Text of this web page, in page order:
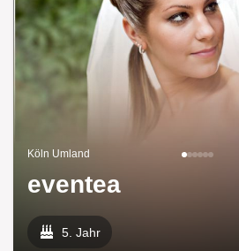
Köln Umland
eventea
5. Jahr